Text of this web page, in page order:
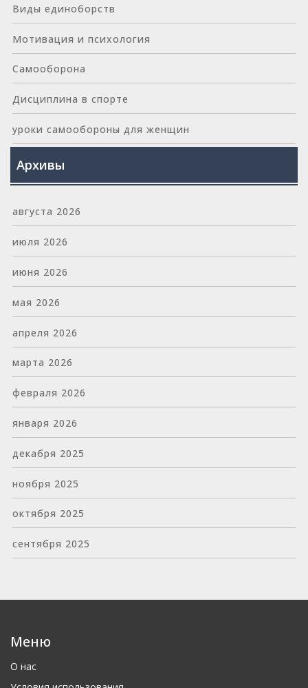
Виды единоборств
Мотивация и психология
Самооборона
Дисциплина в спорте
уроки самообороны для женщин
Архивы
августа 2026
июля 2026
июня 2026
мая 2026
апреля 2026
марта 2026
февраля 2026
января 2026
декабря 2025
ноября 2025
октября 2025
сентября 2025
Меню
О нас